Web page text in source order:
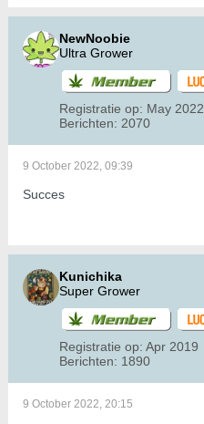
NewNoobie
Ultra Grower
Registratie op: May 2022
Berichten: 2070
9 October 2022, 09:39
Succes
Kunichika
Super Grower
Registratie op: Apr 2019
Berichten: 1890
9 October 2022, 20:15